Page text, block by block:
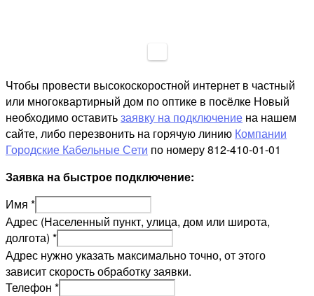
Чтобы провести высокоскоростной интернет в частный
или многоквартирный дом по оптике в посёлке Новый
необходимо оставитьзаявку на подключение на нашем
сайте, либо перезвонить на горячую линию Компании
Городские Кабельные Сети по номеру 812-410-01-01
Заявка на быстрое подключение:
Имя *
Адрес (Населенный пункт, улица, дом или широта,
долгота) *
Адрес нужно указать максимально точно, от этого
зависит скорость обработку заявки.
Телефон *